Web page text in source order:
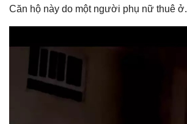
Căn hộ này do một người phụ nữ thuê ở.